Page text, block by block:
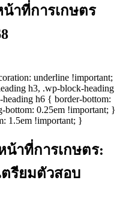
าที่การเกษตร
underline !important;
h3, .wp-block-heading
h6 { border-bottom:
bottom: 0.25em !important; }
1.5em !important; }
น้าที่การเกษตร:
รียมตัวสอบ